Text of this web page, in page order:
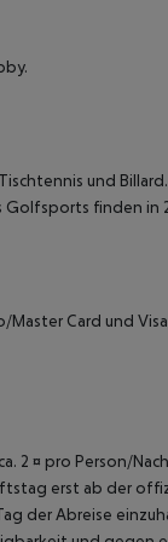
und
finden in
Card und
2 ¤ pro Person/
erst ab der
der Abreise